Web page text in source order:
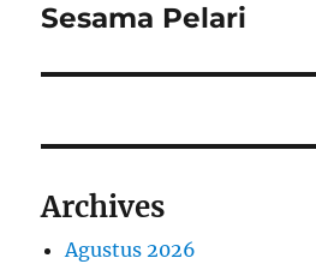
Sesama Pelari
Archives
Agustus 2026